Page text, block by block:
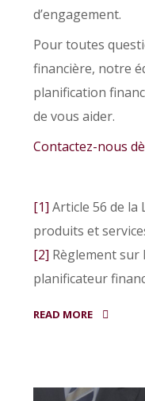
d’engagement.
Pour toutes
financière, notre
planification
de vous aider.
Contactez-nous
[1] Article 56 de
produits et
[2] Règlement sur
planificateur
READ MORE